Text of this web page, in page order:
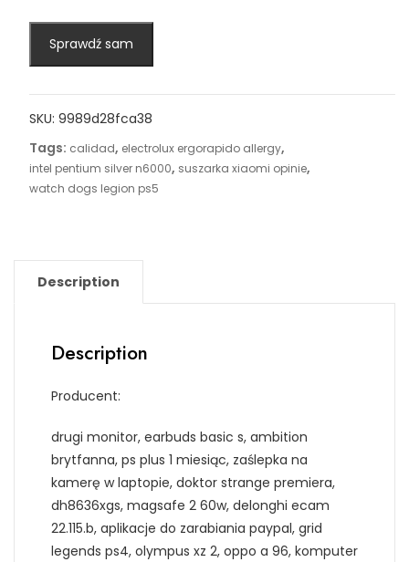
Sprawdź sam
SKU: 9989d28fca38
Tags: calidad, electrolux ergorapido allergy,
intel pentium silver n6000, suszarka xiaomi opinie,
watch dogs legion ps5
Description
Description
Producent:
drugi monitor, earbuds basic s, ambition
brytfanna, ps plus 1 miesiąc, zaślepka na
kamerę w laptopie, doktor strange premiera,
dh8636xgs, magsafe 2 60w, delonghi ecam
22.115.b, aplikacje do zarabiania paypal, grid
legends ps4, olympus xz 2, oppo a 96, komputer